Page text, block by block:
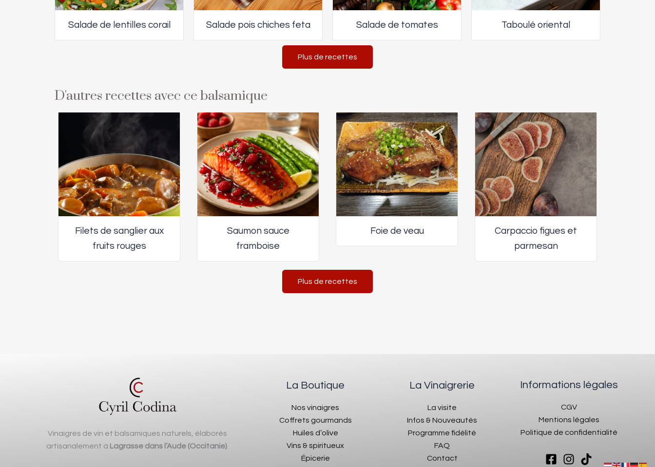
Salade de lentilles corail Salade pois chiches feta Salade de tomates Taboulé oriental
Plus de recettes
D'autres recettes avec ce balsamique
Filets de sanglier aux
fruits rouges
Saumon sauce
framboise
Foie de veau
Carpaccio figues et
parmesan
Plus de recettes
Vinaigres de vin et balsamiques naturels, élaborés
artisanalement à Lagrasse dans l’Aude (Occitanie)
La Boutique
Nos vinaigres
Coffrets gourmands
Huiles d’olive
Vins & spiritueux
Épicerie
La Vinaigrerie
La visite
Infos & Nouveautés
Programme fidélité
FAQ
Contact
Informations légales
CGV
Mentions légales
Politique de confidentialité